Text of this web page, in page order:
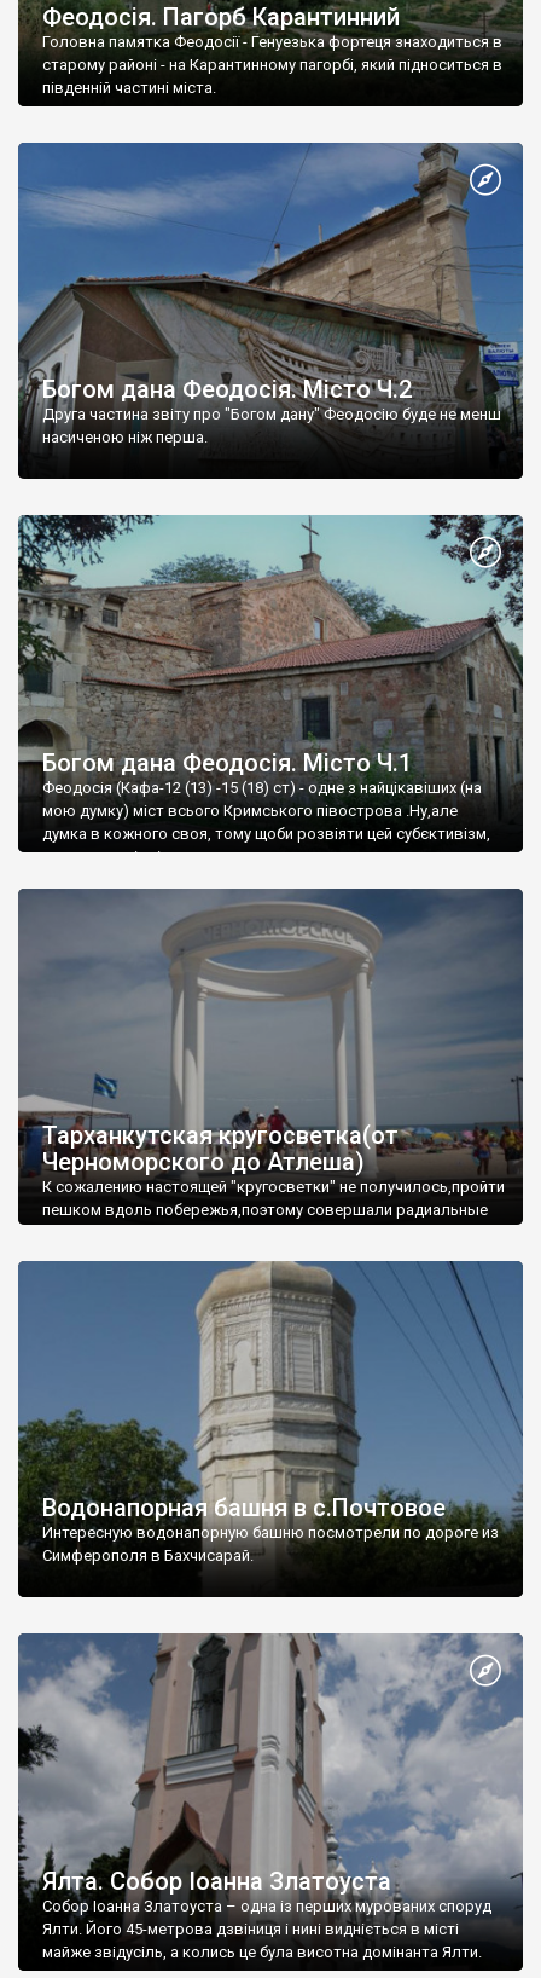
Феодосія. Пагорб Карантинний
Головна памятка Феодосії - Генуезька фортеця знаходиться в
старому районі - на Карантинному пагорбі, який підноситься в
південній частині міста.
Богом дана Феодосія. Місто Ч.2
Друга частина звіту про "Богом дану" Феодосію буде не менш
насиченою ніж перша.
Богом дана Феодосія. Місто Ч.1
Феодосія (Кафа-12 (13) -15 (18) ст) - одне з найцікавіших (на
мою думку) міст всього Кримського півострова .Ну,але
думка в кожного своя, тому щоби розвіяти цей субєктивізм,
запрошую відвідати це
Тарханкутская кругосветка(от
Черноморского до Атлеша)
К сожалению настоящей "кругосветки" не получилось,пройти
пешком вдоль побережья,поэтому совершали радиальные
Водонапорная башня в с.Почтовое
Интересную водонапорную башню посмотрели по дороге из
Симферополя в Бахчисарай.
Ялта. Собор Іоанна Златоуста
Собор Іоанна Златоуста – одна із перших мурованих споруд
Ялти. Його 45-метрова дзвіниця і нині видніється в місті
майже звідусіль, а колись це була висотна домінанта Ялти.